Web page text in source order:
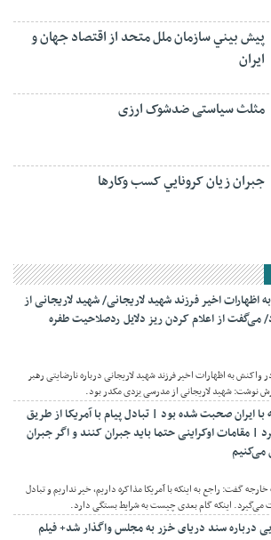
پيش‏ بيني سازمان ملل متحد از اقتصاد جهان و
ايران
مثلث سیاستی ضدشوک ارزی
جبران زيان کرونايي کسب وکارها
اخیر فرزند شهید لاریجانی/ شهید لاریجانی از
از اعلام کردن ریز دلایل ردصلاحیت طفره
به اظهارات اخیر فرزند شهید لاریجانی درباره نارضایتی رهبر
نوشت: شهید لاریجانی از مدرسی یزدی مکدر بود.
با ایران صحبت شده بود | تبادل پیام با آمریکا از طریق
مقامات اوکراینی حتما باید جبران کنند و اگر جبران
می‌کنیم
گفت: راجع به اینکه با آمریکا مذاکره داریم، خیر نداریم و تبادل
می‌گیرد. اینکه گام بعدی چیست به شرایط بستگی دارد.
درباره سند دریای خزر به مجلس واگذار شد+ فیلم